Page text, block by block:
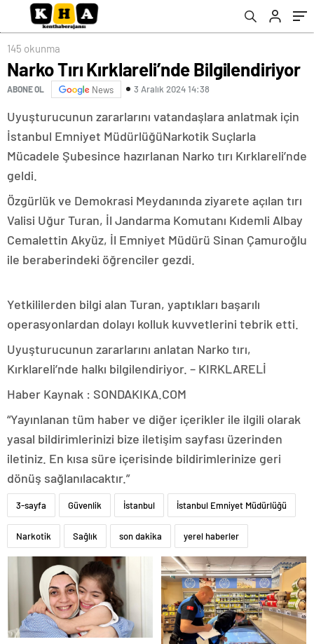
145 okunma
Narko Tırı Kırklareli’nde Bilgilendiriyor
ABONE OL News 3 Aralık 2024 14:38
Uyuşturucunun zararlarını vatandaşlara anlatmak için
İstanbul Emniyet MüdürlüğüNarkotik Suçlarla
Mücadele Şubesince hazırlanan Narko tırı Kırklareli’nde
geldi.
Özgürlük ve Demokrasi Meydanında ziyarete açılan tırı
Valisi Uğur Turan, İl Jandarma Komutanı Kıdemli Albay
Cemalettin Akyüz, İl Emniyet Müdürü Sinan Çamuroğlu
ile beraberindeki öğrenciler gezdi.
Yetkililerden bilgi alan Turan, yaptıkları başarılı
operasyonlardan dolayı kolluk kuvvetlerini tebrik etti.
Uyuşturucunun zararlarını anlatan Narko tırı,
Kırklareli’nde halkı bilgilendiriyor. – KIRKLARELİ
Haber Kaynak : SONDAKIKA.COM
“Yayınlanan tüm haber ve diğer içerikler ile ilgili olarak
yasal bildirimlerinizi bize iletişim sayfası üzerinden
iletiniz. En kısa süre içerisinde bildirimlerinize geri
dönüş sağlanılacaktır.”
3-sayfa Güvenlik İstanbul İstanbul Emniyet Müdürlüğü
Narkotik Sağlık son dakika yerel haberler